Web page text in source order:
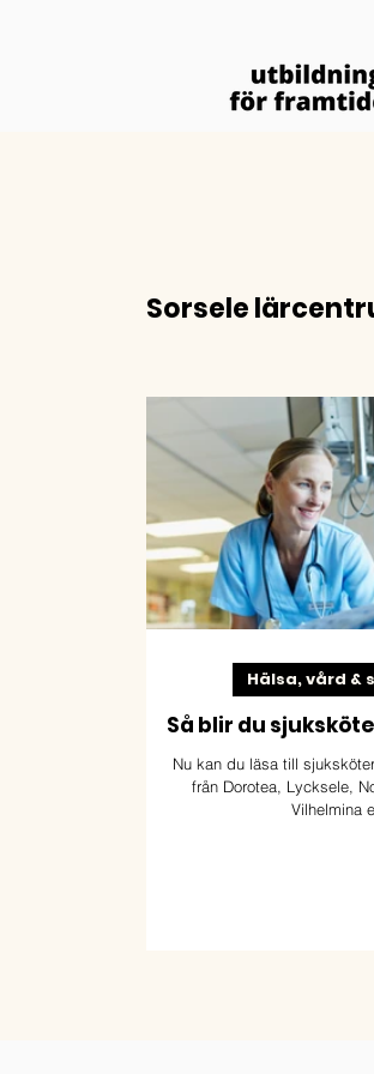
Sorsele
Så blir du
Nu kan du läsa till
från Dorotea, Lycksele,
Vilhelmina
Hälsa, vård &